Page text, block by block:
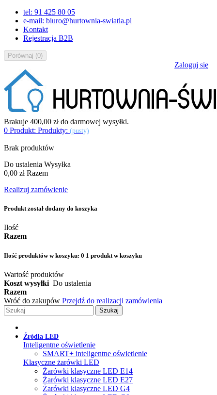
tel: 91 425 80 05
e-mail: biuro@hurtownia-swiatla.pl
Kontakt
Rejestracja B2B
Porównaj (0)
Zaloguj się
Brakuje 400,00 złdo darmowej wysyłki.
0 Produkt: Produkty: (pusty)
Brak produktów
Do ustalenia Wysyłka
0,00 zł Razem
Realizuj zamówienie
Produkt został dodany do koszyka
Ilość
Razem
Ilość produktów w koszyku: 0 1 produkt w koszyku
Wartość produktów
Koszt wysyłki Do ustalenia
Razem
Wróć do zakupów Przejdź do realizacji zamówienia
Szukaj
Źródła LED
Inteligentne oświetlenie
SMART+ inteligentne oświetlenie
Klasyczne żarówki LED
Żarówki klasyczne LED E14
Żarówki klasyczne LED E27
Żarówki klasyczne LED G4